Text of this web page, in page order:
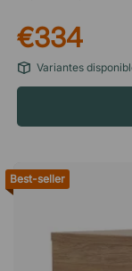
offre un espace
en fait une
Matériau durable
dotées d'une
une surface
d'entretien qui se
Livrée non
étagères
est idéale pour le
classeurs A4.
€334
Variantes
Best-seller